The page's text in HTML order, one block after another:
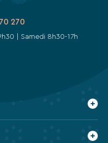
270
| Samedi 8h30-17h